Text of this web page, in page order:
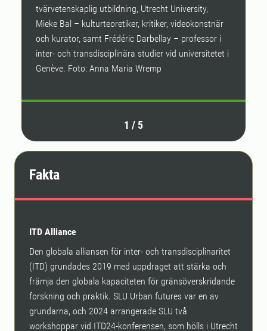
tvärvetenskaplig utbildning, Utrecht University,
Mieke Bal – kulturteoretiker, kritiker, videokonstnär
och kurator, samt Frédéric Darbellay – professor i
inter- och transdisciplinära studier vid universitetet i
Genève. Foto: Anna Maria Wremp
1 / 5
Fakta
ITD Alliance
Den globala alliansen för inter- och transdisciplinaritet
(ITD) grundades 2019 med uppdraget att stärka och
främja den globala kapaciteten för gränsöverskridande
forskning och praktik. SLU Urban futures var en av
grundarna, och 2024 arrangerade SLU två
workshoppar vid ITD24-konferensen, som hölls i Utrecht